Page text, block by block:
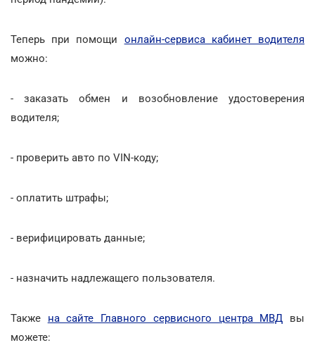
Теперь при помощи онлайн-сервиса кабинет водителя
можно:
- заказать обмен и возобновление удостоверения
водителя;
- проверить авто по VIN-коду;
- оплатить штрафы;
- верифицировать данные;
- назначить надлежащего пользователя.
Также на сайте Главного сервисного центра МВД вы
можете: